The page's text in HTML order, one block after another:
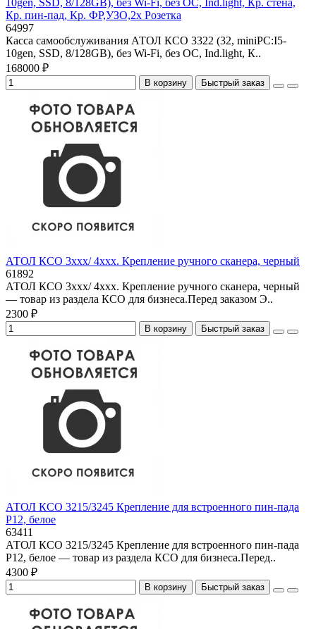
Кр. пин-пад, Кр. ФР,УЗО,2x Розетка
64997
Касса самообслуживания АТОЛ КСО 3322 (32, miniPC:I5-
10gen, SSD, 8/128GB), без Wi-Fi, без ОС, Ind.light, К..
168000 ₽
В корзину Быстрый заказ
АТОЛ КСО 3xxx/ 4xxx. Крепление ручного сканера, черный
61892
АТОЛ КСО 3xxx/ 4xxx. Крепление ручного сканера, черный
— товар из раздела КСО для бизнеса.Перед заказом Э..
2300 ₽
В корзину Быстрый заказ
АТОЛ КСО 3215/3245 Крепление для встроенного пин-пада
P12, белое
63411
АТОЛ КСО 3215/3245 Крепление для встроенного пин-пада
P12, белое — товар из раздела КСО для бизнеса.Перед..
4300 ₽
В корзину Быстрый заказ